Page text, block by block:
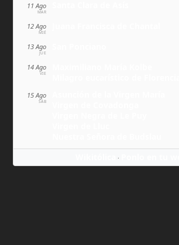
11 Ago
MAR
12 Ago
MIÉ
13 Ago
JUE
14 Ago
VIE
15 Ago
SÁB
·